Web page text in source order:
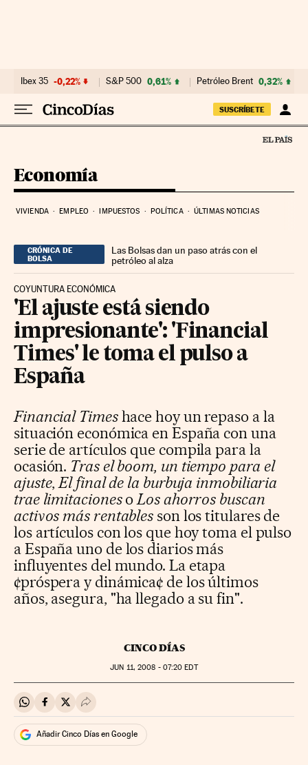
Ibex 35 -0,22% S&P 500 0,61% Petróleo Brent 0,32%
SUSCRÍBETE
Economía
VIVIENDA EMPLEO IMPUESTOS POLÍTICA ÚLTIMAS NOTICIAS
CRÓNICA DE
BOLSA
Las Bolsas dan un paso atrás con el
petróleo al alza
COYUNTURA ECONÓMICA
'El ajuste está siendo
impresionante': 'Financial
Times' le toma el pulso a
España
Financial Timeshace hoy un repaso a la
situación económica en España con una
serie de artículos que compila para la
ocasión. Tras el boom, un tiempo para el
ajuste,El final de la burbuja inmobiliaria
trae limitacionesoLos ahorros buscan
activos más rentablesson los titulares de
los artículos con los que hoy toma el pulso
a España uno de los diarios más
influyentes del mundo. La etapa
¢próspera y dinámica¢ de los últimos
años, asegura, "ha llegado a su fin".
CINCO DÍAS
JUN 11, 2008 - 07:20 EDT
Compartir en Whatsapp
Compartir en Facebook
Compartir en Twitter
Desplegar Redes Sociales
Añadir Cinco Días en Google